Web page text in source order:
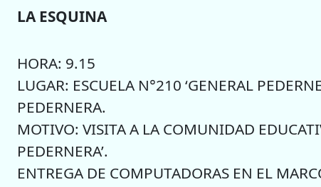
LA ESQUINA
HORA: 9.15
LUGAR: ESCUELA N°210 ‘GENERAL
PEDERNERA.
MOTIVO: VISITA A LA COMUNIDAD
PEDERNERA’.
ENTREGA DE COMPUTADORAS EN EL